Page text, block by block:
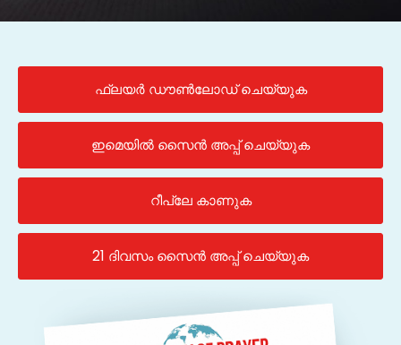
ഫ്ലയർ ഡൗൺലോഡ് ചെയ്യുക
ഇമെയിൽ സൈൻ അപ്പ് ചെയ്യുക
റീപ്ലേ കാണുക
21 ദിവസം സൈൻ അപ്പ് ചെയ്യുക